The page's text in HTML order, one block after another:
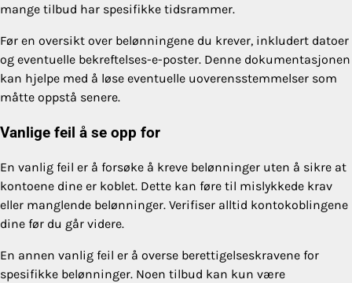
mange tilbud har spesifikke tidsrammer.
Før en oversikt over belønningene du krever, inkludert datoer
og eventuelle bekreftelses-e-poster. Denne dokumentasjonen
kan hjelpe med å løse eventuelle uoverensstemmelser som
måtte oppstå senere.
Vanlige feil å se opp for
En vanlig feil er å forsøke å kreve belønninger uten å sikre at
kontoene dine er koblet. Dette kan føre til mislykkede krav
eller manglende belønninger. Verifiser alltid kontokoblingene
dine før du går videre.
En annen vanlig feil er å overse berettigelseskravene for
spesifikke belønninger. Noen tilbud kan kun være